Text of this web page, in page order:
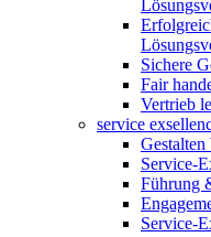
Sichere
Fair
Vertrieb
service
Gestalten
Service-
Führung
Service-